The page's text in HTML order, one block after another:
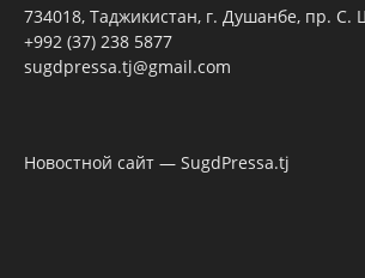
734018, Таджикистан, г. Душанбе, пр. С.
+992 (37) 238 5877
sugdpressa.tj@gmail.com
Новостной сайт — SugdPressa.tj